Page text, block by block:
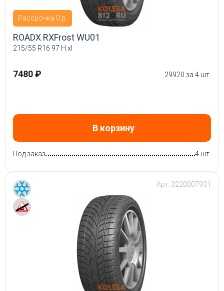
Рассрочка 0 р.
ROADX RXFrost WU01
215/55 R16 97 H xl
7480 ₽ 29920 за 4 шт.
В корзину
Под заказ 4 шт.
Арт: 3220007931